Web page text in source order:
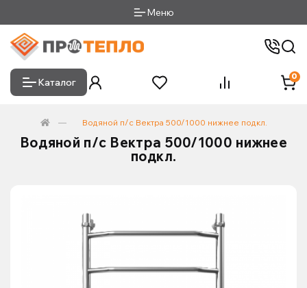
Меню
Каталог
0
Водяной п/с Вектра 500/1000 нижнее подкл.
Водяной п/с Вектра 500/1000 нижнее
подкл.